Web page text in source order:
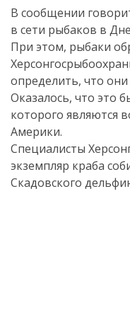
В сообщении
в сети рыбаков в
При этом, рыбаки
определить, что
Оказалось, что это
которого являются
Америки.
Специалисты
экземпляр краба
Скадовского